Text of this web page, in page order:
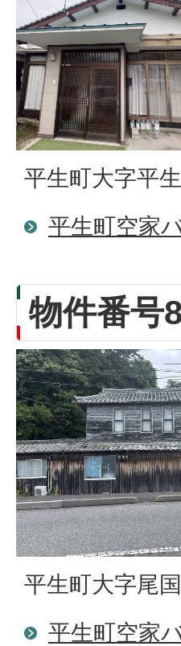
平生町大字平
平生町空家
物件番号
平生町大字尾
平生町空家